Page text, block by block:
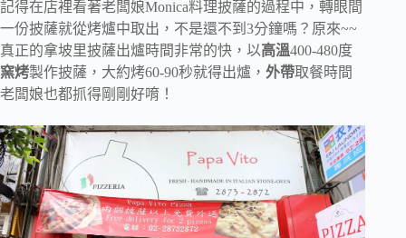
記得在店裡看著老闆娘Monica料理披薩的過程中，轉眼間
一份披薩就從烤爐中取出，不是還不到3分鐘嗎？原來~~
真正的拿坡里披薩出爐時間非常的快，以高溫400-480度
窯烤製作披薩，大約烤60-90秒就得出爐， 外帶取餐時間
老闆娘也都抓得剛剛好唷！